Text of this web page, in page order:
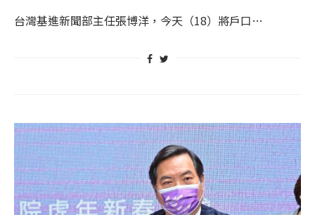
台灣基進新聞部主任張博洋，今天（18）將戶口…